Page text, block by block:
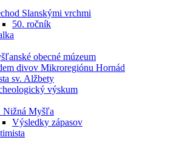
Slanskými vrchmi
50. ročník
obecné múzeum
divov Mikroregiónu Hornád
sv. Alžbety
výskum
Nižná Myšľa
Výsledky zápasov